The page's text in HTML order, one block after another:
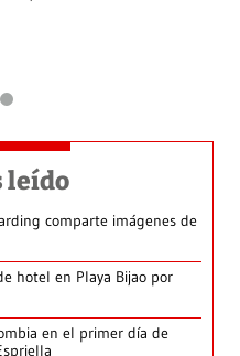
leído
comparte imágenes de
hotel en Playa Bijao por
en el primer día de